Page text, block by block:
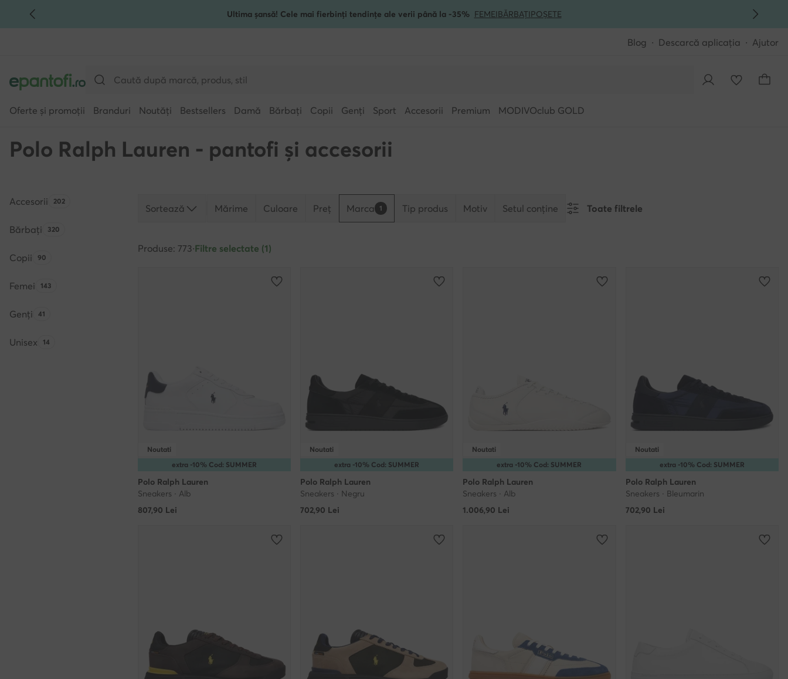
TRECI LA CONȚINUTUL PRINCIPAL Ultima șansă! Cele mai fierbinți tendințe ale verii până la -35% FEMEIBĂRBAȚIPOȘETE
Blog Descarcă aplicația Ajutor
Oferte și promoții Branduri Noutăți Bestsellers Damă Bărbați Copii Genți Sport Accesorii Premium MODIVOclub GOLD
Polo Ralph Lauren - pantofi și accesorii
Accesorii Numărul de produse:
202
Bărbați Numărul de produse:
320
Copii Numărul de produse:
90
Femei Numărul de produse:
143
Genți Numărul de produse:
41
Unisex Numărul de produse:
14
Sortează Mărime Culoare Preț Marca 1 Tip produs Motiv Setul conține Toate filtrele
Produse: 773·Filtre selectate (1)
extra -10% Cod: SUMMER
Noutati
Polo Ralph Lauren
Sneakers · Alb
807,90 Lei
extra -10% Cod: SUMMER
Noutati
Polo Ralph Lauren
Sneakers · Negru
702,90 Lei
extra -10% Cod: SUMMER
Noutati
Polo Ralph Lauren
Sneakers · Alb
1.006,90 Lei
extra -10% Cod: SUMMER
Noutati
Polo Ralph Lauren
Sneakers · Bleumarin
702,90 Lei